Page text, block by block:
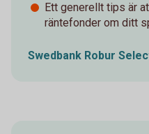
Ett generellt tips är
räntefonder om ditt
Swedbank Robur